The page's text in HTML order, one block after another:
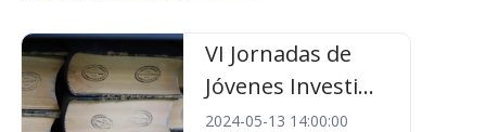
VI Jornadas de
Jóvenes Investi...
2024-05-13 14:00:00